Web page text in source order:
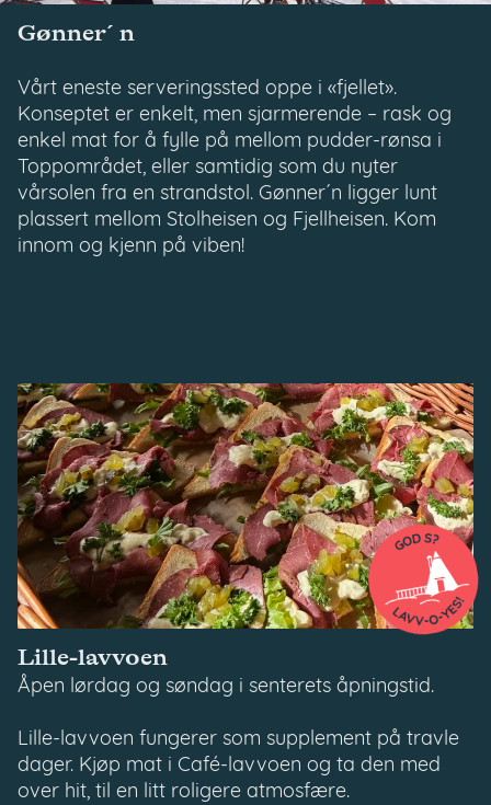
Gønner´n
Vårt eneste serveringssted oppe i «fjellet».
Konseptet er enkelt, men sjarmerende – rask og
enkel mat for å fylle på mellom pudder-rønsa i
Toppområdet, eller samtidig som du nyter
vårsolen fra en strandstol. Gønner´n ligger lunt
plassert mellom Stolheisen og Fjellheisen. Kom
innom og kjenn på viben!
Lille-lavvoen
Åpen lørdag og søndag i senterets åpningstid.
Lille-lavvoen fungerer som supplement på travle
dager. Kjøp mat i Café-lavvoen og ta den med
over hit, til en litt roligere atmosfære.